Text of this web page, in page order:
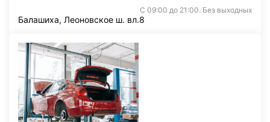
С 09:00 до 21:00. Без выходных
Балашиха, Леоновское ш. вл.8